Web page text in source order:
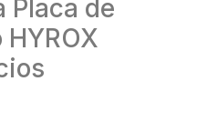
Placa de